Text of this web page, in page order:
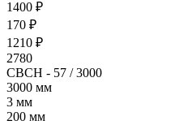
1400 ₽
170 ₽
1210 ₽
2780
СВСН - 57 / 3000
3000 мм
3 мм
200 мм